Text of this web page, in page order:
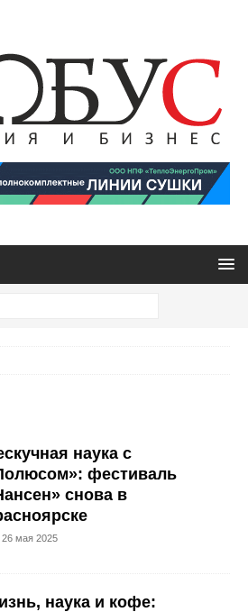
наука с
фестиваль
снова в
26 мая 2025
наука и кофе: